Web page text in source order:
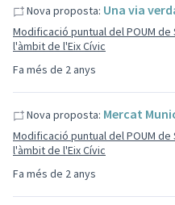
Fa més de 2 anys
Nova proposta: Una via
Modificació puntual del POUM
l'àmbit de l'Eix Cívic
Fa més de 2 anys
Nova proposta: Mercat
Modificació puntual del POUM
l'àmbit de l'Eix Cívic